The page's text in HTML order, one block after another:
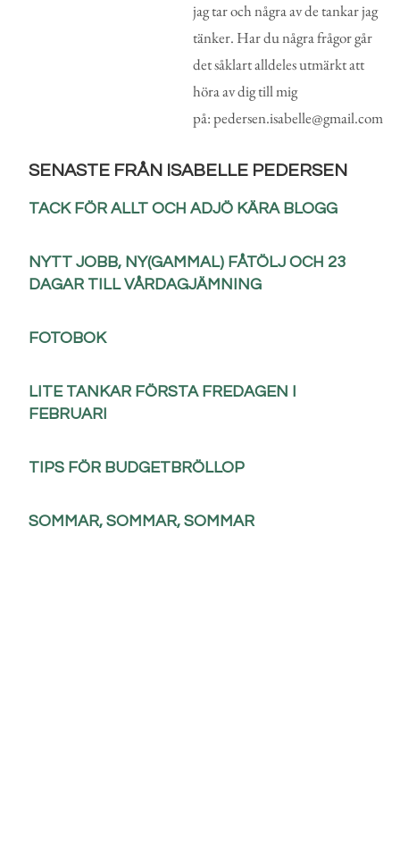
jag tar och några av de tankar jag
tänker. Har du några frågor går
det såklart alldeles utmärkt att
höra av dig till mig
på: pedersen.isabelle@gmail.com
SENASTE FRÅN ISABELLE PEDERSEN
TACK FÖR ALLT OCH ADJÖ KÄRA BLOGG
NYTT JOBB, NY(GAMMAL) FÅTÖLJ OCH 23
DAGAR TILL VÅRDAGJÄMNING
FOTOBOK
LITE TANKAR FÖRSTA FREDAGEN I
FEBRUARI
TIPS FÖR BUDGETBRÖLLOP
SOMMAR, SOMMAR, SOMMAR